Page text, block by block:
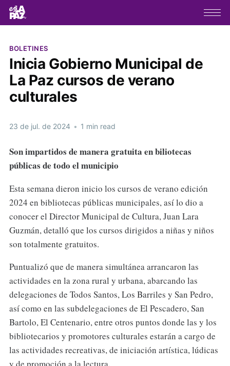
BOLETINES
Inicia Gobierno Municipal de
La Paz cursos de verano
culturales
23 de jul. de 2024 • 1 min read
Son impartidos de manera gratuita en biliotecas
públicas de todo el municipio
Esta semana dieron inicio los cursos de verano edición
2024 en bibliotecas públicas municipales, así lo dio a
conocer el Director Municipal de Cultura, Juan Lara
Guzmán, detalló que los cursos dirigidos a niñas y niños
son totalmente gratuitos.
Puntualizó que de manera simultánea arrancaron las
actividades en la zona rural y urbana, abarcando las
delegaciones de Todos Santos, Los Barriles y San Pedro,
así como en las subdelegaciones de El Pescadero, San
Bartolo, El Centenario, entre otros puntos donde las y los
bibliotecarios y promotores culturales estarán a cargo de
las actividades recreativas, de iniciación artística, lúdicas